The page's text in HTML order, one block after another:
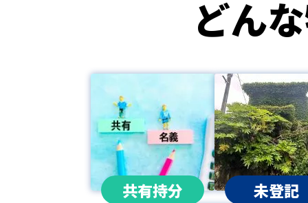
どん
共有持分 未登記